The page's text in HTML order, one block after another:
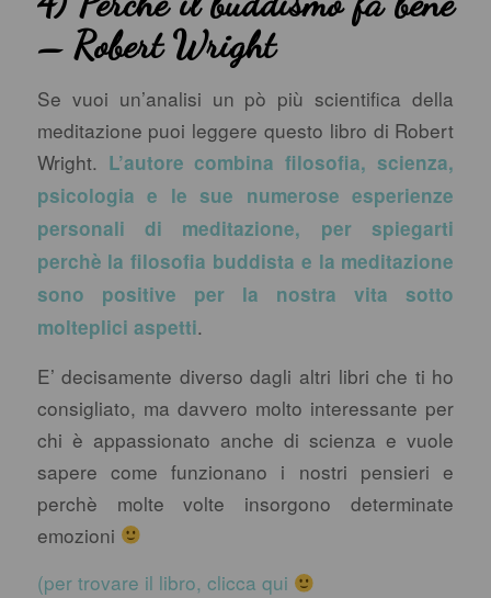
– Robert Wright
Se vuoi un’analisi un pò più scientifica della
meditazione puoi leggere questo libro di Robert
Wright. L’autore combina filosofia, scienza,
psicologia e le sue numerose esperienze
personali di meditazione, per spiegarti
perchè la filosofia buddista e la meditazione
sono positive per la nostra vita sotto
molteplici aspetti.
E’ decisamente diverso dagli altri libri che ti ho
consigliato, ma davvero molto interessante per
chi è appassionato anche di scienza e vuole
sapere come funzionano i nostri pensieri e
perchè molte volte insorgono determinate
emozioni
(per trovare il libro, clicca qui